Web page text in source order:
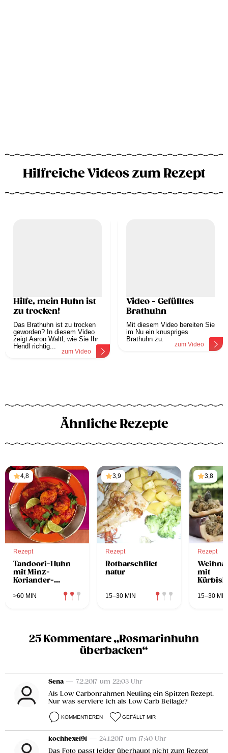
Hilfreiche Videos zum Rezept
Hilfe, mein Huhn ist
zu trocken!
Das Brathuhn ist zu trocken
geworden? In diesem Video
zeigt Aaron Waltl, wie Sie Ihr
Hendl richtig...
zum Video
Video - Gefülltes
Brathuhn
Mit diesem Video bereiten Sie
im Nu ein knuspriges
Brathuhn zu.
zum Video
Ähnliche Rezepte
4,8
Rezept
Tandoori-Huhn
mit Minz-
Koriander-
>60 MIN
3,9
Rezept
Rotbarschfilet
natur
15–30 MIN
3,8
Rezept
mit
15–30 MIN
25 Kommentare „Rosmarinhuhn
überbacken“
Sena — 7.2.2017 um 22:03 Uhr
Als Low Carbonrahmen Neuling ein Spitzen Rezept.
Nur was serviere ich als Low Carb Beilage?
KOMMENTIEREN GEFÄLLT MIR
kochhexe191 — 24.1.2017 um 17:40 Uhr
Das Foto passt leider überhaupt nicht zum Rezept